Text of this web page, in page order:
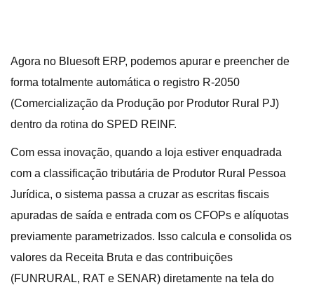
Agora no Bluesoft ERP, podemos apurar e preencher de
forma totalmente automática o registro R-2050
(Comercialização da Produção por Produtor Rural PJ)
dentro da rotina do SPED REINF.
Com essa inovação, quando a loja estiver enquadrada
com a classificação tributária de Produtor Rural Pessoa
Jurídica, o sistema passa a cruzar as escritas fiscais
apuradas de saída e entrada com os CFOPs e alíquotas
previamente parametrizados. Isso calcula e consolida os
valores da Receita Bruta e das contribuições
(FUNRURAL, RAT e SENAR) diretamente na tela do